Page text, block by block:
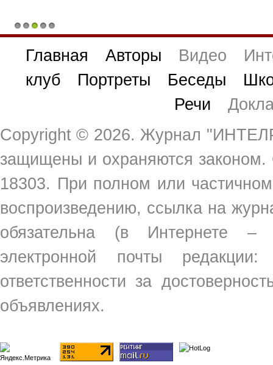
1 2 3 4 5
Главная Авторы Видео
клуб
Портреты Беседы
Речи
Copyright © 2026. Журнал
защищены и охраняются
18303. При полном или
воспроизведению, ссылка на
обязательна (в Интернете
электронной почты
ответственности за
объявлениях.